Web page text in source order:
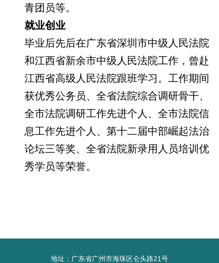
青团员等。
就业创业
毕业后先后在广东省深圳市中级人民法院
和江西省新余市中级人民法院工作，曾赴
江西省高级人民法院跟班学习。 工作期间
获优秀公务员、全省法院综合调研骨干、
全市法院调研工作先进个人、全市法院信
息工作先进个人、第十二届中部崛起法治
论坛三等奖、全省法院新录用人员培训优
秀学员等荣誉。
地址：广东省广州市海珠区仑头路21号